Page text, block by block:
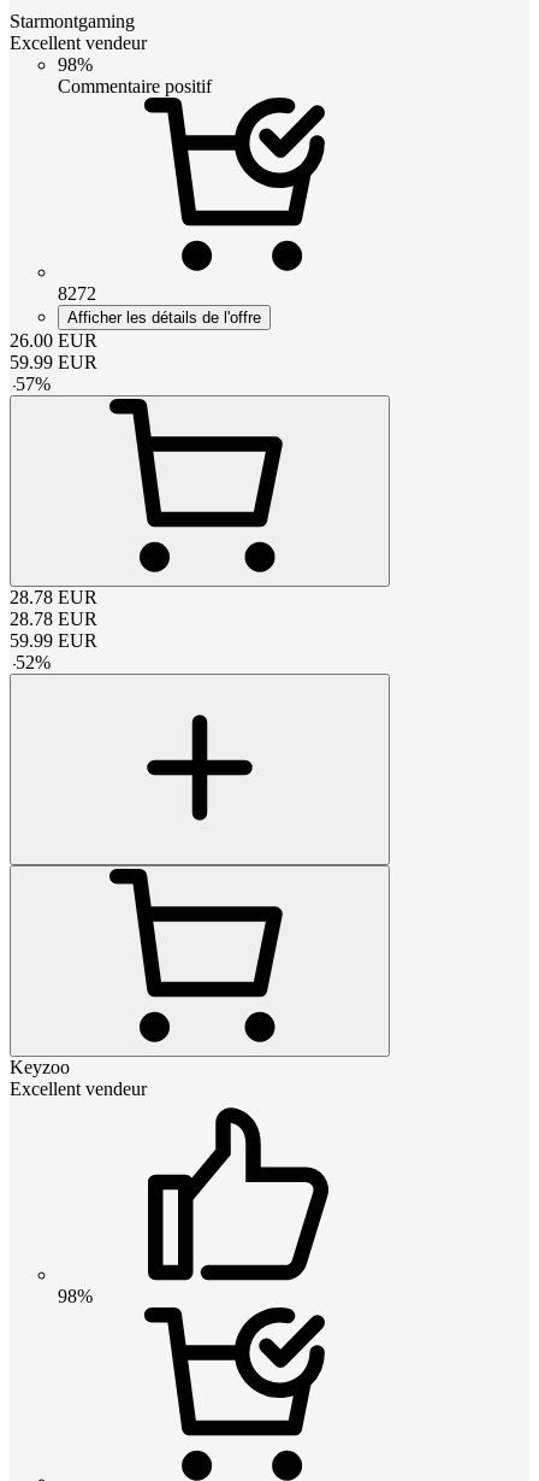
Starmontgaming
Excellent vendeur
98%
Commentaire positif
8272
Afficher les détails de l'offre
26.00 EUR
59.99 EUR
-57%
28.78 EUR
28.78 EUR
59.99 EUR
-52%
Keyzoo
Excellent vendeur
98%